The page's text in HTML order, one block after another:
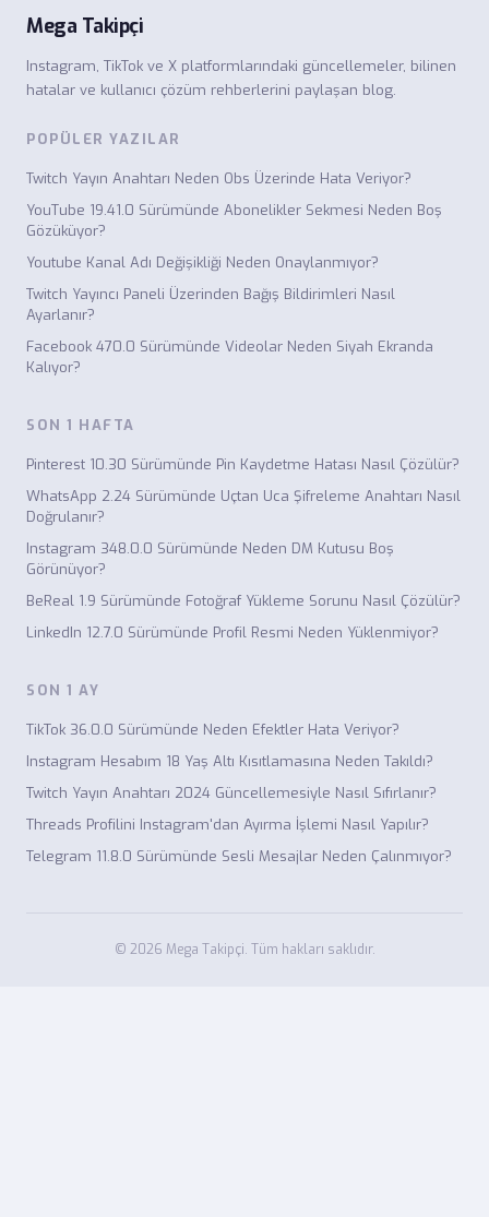
Mega Takipçi
Instagram, TikTok ve X platformlarındaki güncellemeler, bilinen
hatalar ve kullanıcı çözüm rehberlerini paylaşan blog.
POPÜLER YAZILAR
Twitch Yayın Anahtarı Neden Obs Üzerinde Hata Veriyor?
YouTube 19.41.0 Sürümünde Abonelikler Sekmesi Neden Boş
Gözüküyor?
Youtube Kanal Adı Değişikliği Neden Onaylanmıyor?
Twitch Yayıncı Paneli Üzerinden Bağış Bildirimleri Nasıl
Ayarlanır?
Facebook 470.0 Sürümünde Videolar Neden Siyah Ekranda
Kalıyor?
SON 1 HAFTA
Pinterest 10.30 Sürümünde Pin Kaydetme Hatası Nasıl Çözülür?
WhatsApp 2.24 Sürümünde Uçtan Uca Şifreleme Anahtarı Nasıl
Doğrulanır?
Instagram 348.0.0 Sürümünde Neden DM Kutusu Boş
Görünüyor?
BeReal 1.9 Sürümünde Fotoğraf Yükleme Sorunu Nasıl Çözülür?
LinkedIn 12.7.0 Sürümünde Profil Resmi Neden Yüklenmiyor?
SON 1 AY
TikTok 36.0.0 Sürümünde Neden Efektler Hata Veriyor?
Instagram Hesabım 18 Yaş Altı Kısıtlamasına Neden Takıldı?
Twitch Yayın Anahtarı 2024 Güncellemesiyle Nasıl Sıfırlanır?
Threads Profilini Instagram'dan Ayırma İşlemi Nasıl Yapılır?
Telegram 11.8.0 Sürümünde Sesli Mesajlar Neden Çalınmıyor?
© 2026 Mega Takipçi. Tüm hakları saklıdır.